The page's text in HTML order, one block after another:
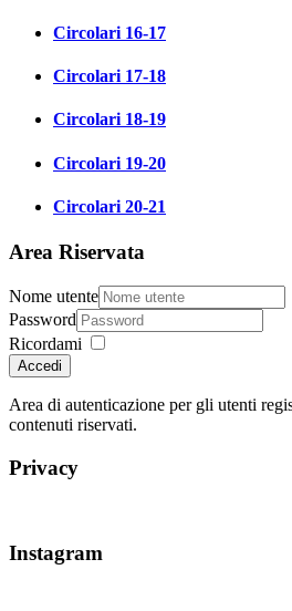
Circolari 16-17
Circolari 17-18
Circolari 18-19
Circolari 19-20
Circolari 20-21
Area Riservata
Nome utente
Password
Ricordami
Accedi
Area di autenticazione per gli utenti
contenuti riservati.
Privacy
Instagram